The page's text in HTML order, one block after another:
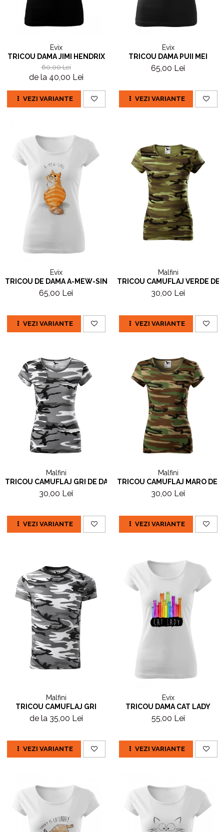
Evix
TRICOU DAMA JIMI HENDRIX
60,00 Lei
de la 40,00 Lei
VEZI VARIANTE
Evix
TRICOU DAMA PUII MEI
65,00 Lei
VEZI VARIANTE
Evix
TRICOU DE DAMA A-MEW-SING
65,00 Lei
VEZI VARIANTE
Malfini
TRICOU CAMUFLAJ VERDE DE
30,00 Lei
VEZI VARIANTE
Malfini
TRICOU CAMUFLAJ GRI DE DAMA
30,00 Lei
VEZI VARIANTE
Malfini
TRICOU CAMUFLAJ MARO DE
30,00 Lei
VEZI VARIANTE
Malfini
TRICOU CAMUFLAJ GRI
de la 35,00 Lei
VEZI VARIANTE
Evix
TRICOU DAMA CAT LADY
55,00 Lei
VEZI VARIANTE